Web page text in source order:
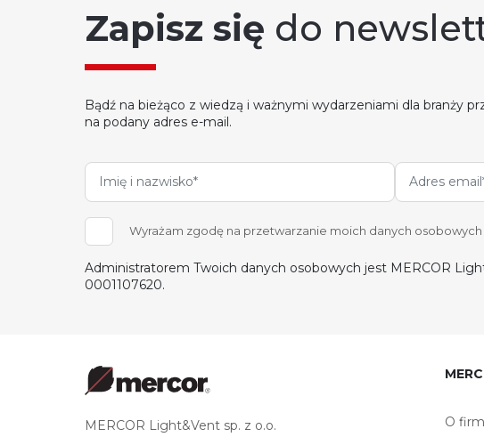
Zapisz się do
Bądź na bieżąco z wiedzą i ważnymi wydarzeniami dla branży
na podany adres e-mail.
Wyrażam zgodę na przetwarzanie moich danych
Administratorem Twoich danych osobowych jest MERCOR
0001107620.
MERCOR Light&Vent sp. z o.o.
O